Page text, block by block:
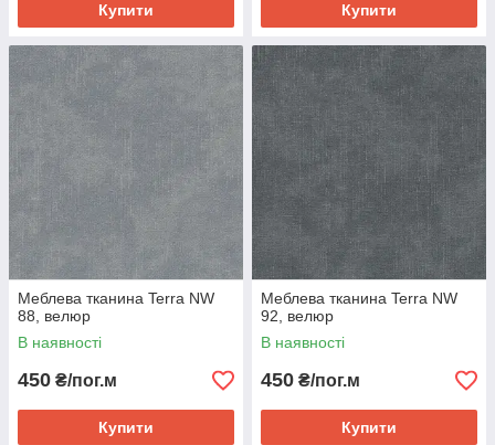
Купити Купити
Меблева тканина Terra NW
88, велюр
В наявності
450 ₴/пог.м
Купити
Меблева тканина Terra NW
92, велюр
В наявності
450 ₴/пог.м
Купити